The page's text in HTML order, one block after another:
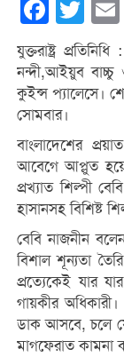
Facebook
Twitter
যুক্তরাষ্ট্র
নন্দী,আইয়ুব বাচ্চু
কুইন্স প্যালেসে।
সোমবার।
বাংলাদেশের
আবেগে আপ্লুত হয়ে
প্রখ্যাত শিল্পী
হাসানসহ বিশিষ্ট
বেবি নাজনীন
বিশাল শূন্যতা
প্রত্যেকেই যার
গায়কীর
ডাক আসবে, চলে
মাগফেরাত কামনা